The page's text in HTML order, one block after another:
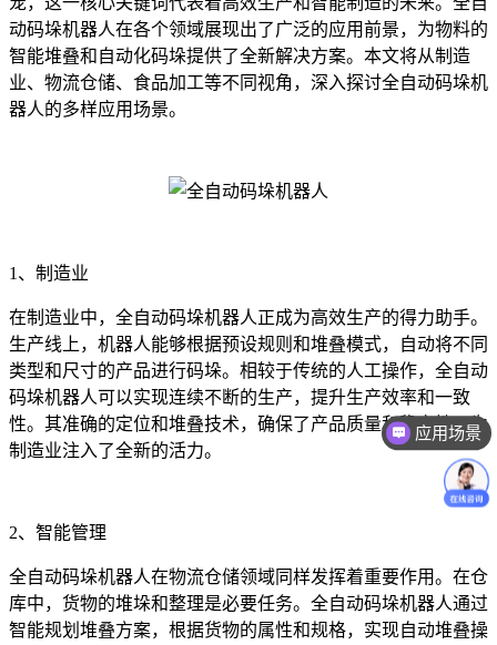
动码垛机器人在各个领域展现出了广泛的应用前景，为物料的
智能堆叠和自动化码垛提供了全新解决方案。本文将从制造
业、物流仓储、食品加工等不同视角，深入探讨全自动码垛机
器人的多样应用场景。
1、制造业
在制造业中，全自动码垛机器人正成为高效生产的得力助手。
生产线上，机器人能够根据预设规则和堆叠模式，自动将不同
类型和尺寸的产品进行码垛。相较于传统的人工操作，全自动
码垛机器人可以实现连续不断的生产，提升生产效率和一致
性。其准确的定位和堆叠技术，确保了产品质量和稳定性，为
制造业注入了全新的活力。
2、智能管理
全自动码垛机器人在物流仓储领域同样发挥着重要作用。在仓
库中，货物的堆垛和整理是必要任务。全自动码垛机器人通过
智能规划堆叠方案，根据货物的属性和规格，实现自动堆叠操
应用场景